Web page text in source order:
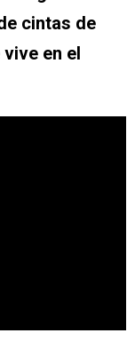
cintas de
en el